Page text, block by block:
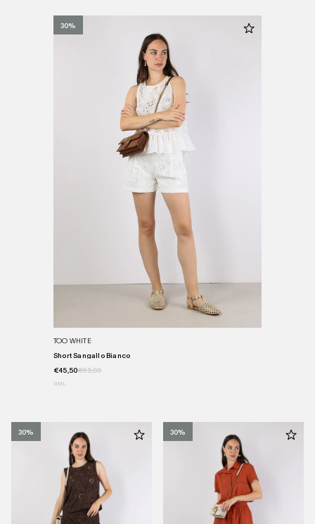
30%
TOO WHITE
Short Sangallo Bianco
€45,50€65,00
SM L
30% 30%